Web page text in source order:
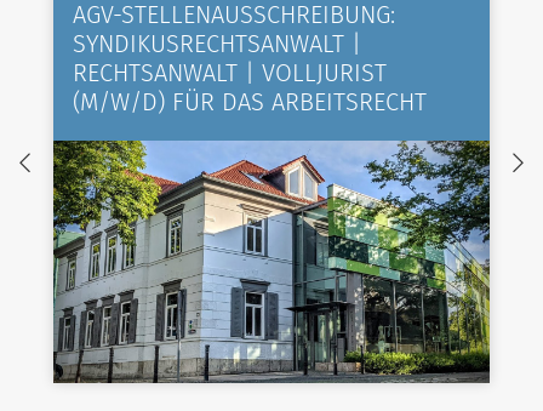
AGV-STELLENAUSSCHREIBUNG:
SYNDIKUSRECHTSANWALT |
RECHTSANWALT | VOLLJURIST
(M/W/D) FÜR DAS ARBEITSRECHT